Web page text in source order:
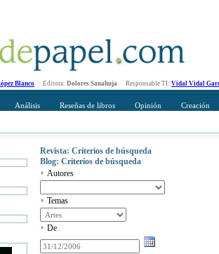
Blanco Editora: Dolores Sanahuja Responsable TI: Vidal Vidal
Análisis Reseñas de libros Opinión Creación
Revista: Criterios de búsqueda
Blog: Criterios de búsqueda
Autores
Temas
De